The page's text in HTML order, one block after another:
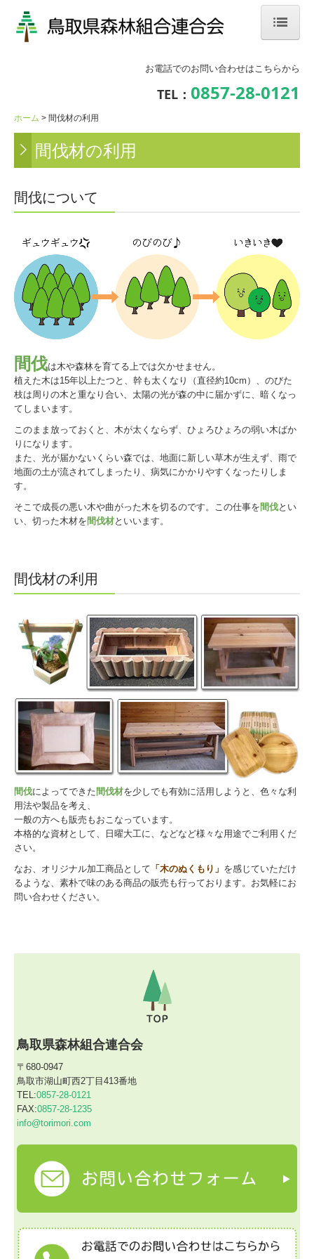
事業内容
(公財)鳥取県林業担い手育成財団
林業就業相談会・体験見学会・イベント
鳥取県内の森林組合・企業紹介
森林の仕事CHANNEL
過去の開催済みイベント
当財団について
各種お問い合わせ
鳥取県森林組合系統SDGs宣言
間伐材の利用
認定団体一覧
個人情報保護方針
男女共同参画への取り組み
お電話でのお問い合わせはこちらから
TEL： 0857-28-0121
ホーム 間伐材の利用
間伐材の利用
間伐について
間伐は木や森林を育てる上では欠かせません。
植えた木は15年以上たつと、幹も太くなり（直径約10cm）、のびた
枝は周りの木と重なり合い、太陽の光が森の中に届かずに、暗くなっ
てしまいます。
このまま放っておくと、木が太くならず、ひょろひょろの弱い木ばか
りになります。
また、光が届かないくらい森では、地面に新しい草木が生えず、雨で
地面の土が流されてしまったり、病気にかかりやすくなったりしま
す。
そこで成長の悪い木や曲がった木を切るのです。この仕事を 間伐とい
い、切った木材を 間伐材といいます。
間伐材の利用
間伐によってできた 間伐材を少しでも有効に活用しようと、色々な利
用法や製品を考え、
一般の方へも販売もおこなっています。
本格的な資材として、日曜大工に、などなど様々な用途でご利用くだ
さい。
なお、オリジナル加工商品として 「木のぬくもり」 を感じていただけ
るような、素朴で味のある商品の販売も行っております。お気軽にお
問い合わせください。
鳥取県森林組合連合会
〒680-0947
鳥取市湖山町西2丁目413番地
TEL:0857-28-0121
FAX:0857-28-1235
info@torimori.com